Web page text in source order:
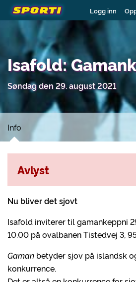
Logg inn
Isafold:
Søndag den 29. august 2021
Info
Nu bliver det sjovt
Isafold inviterer til gamankeppni
10.00 på ovalbanen Tistedvej 3,
Gaman betyder sjov på islandsk
konkurrence.
Avlyst